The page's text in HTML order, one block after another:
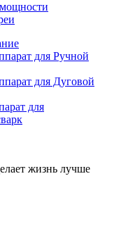
для Ручной
для Дуговой
для
жизнь лучше